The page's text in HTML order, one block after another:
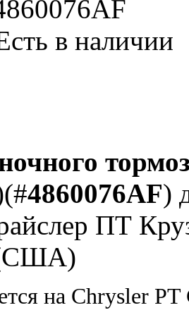
в наличии
4860076AF)
ПТ
на Chrysler